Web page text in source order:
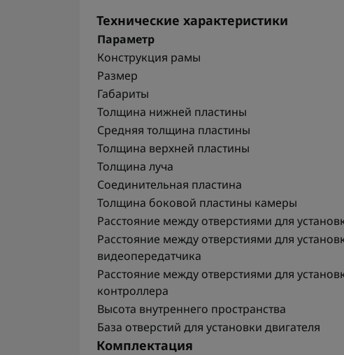
Технические характеристики
Параметр
Конструкция рамы
Размер
Габариты
Толщина нижней пластины
Средняя толщина пластины
Толщина верхней пластины
Толщина луча
Соединительная пластина
Толщина боковой пластины камеры
Расстояние между отверстиями для
Расстояние между отверстиями для
видеопередатчика
Расстояние между отверстиями для
контроллера
Высота внутреннего пространства
База отверстий для установки двигателя
Комплектация